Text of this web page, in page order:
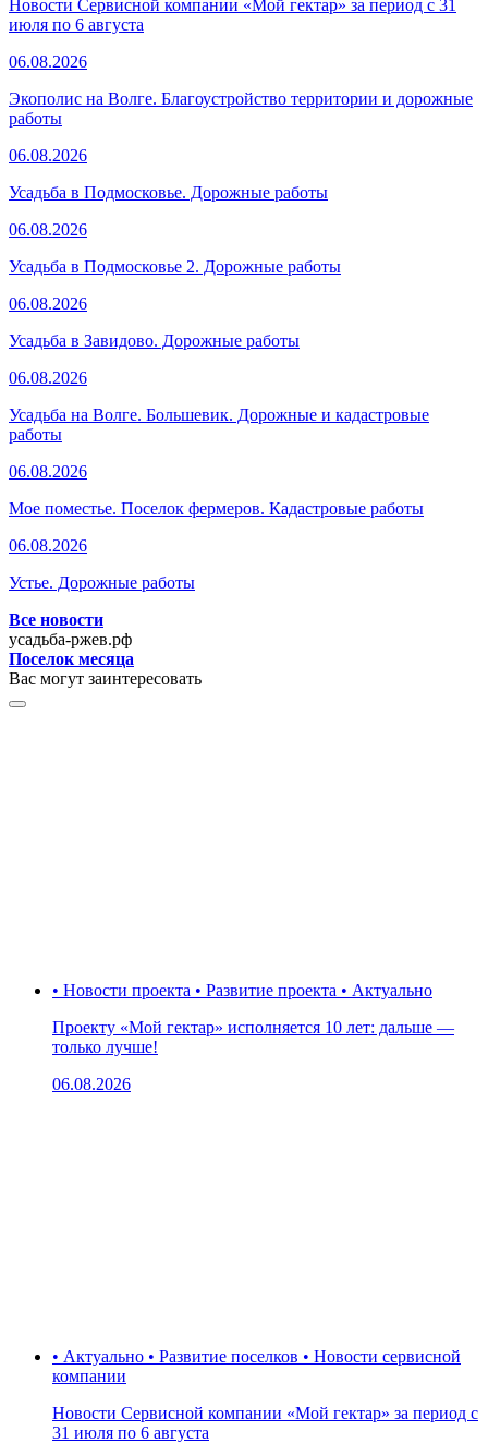
Новости Сервисной компании «Мой гектар» за период с 31
июля по 6 августа
06.08.2026
Экополис на Волге. Благоустройство территории и дорожные
работы
06.08.2026
Усадьба в Подмосковье. Дорожные работы
06.08.2026
Усадьба в Подмосковье 2. Дорожные работы
06.08.2026
Усадьба в Завидово. Дорожные работы
06.08.2026
Усадьба на Волге. Большевик. Дорожные и кадастровые
работы
06.08.2026
Мое поместье. Поселок фермеров. Кадастровые работы
06.08.2026
Устье. Дорожные работы
Все новости
усадьба-ржев.рф
Поселок месяца
Вас могут заинтересовать
• Новости проекта • Развитие проекта • Актуально
Проекту «Мой гектар» исполняется 10 лет: дальше —
только лучше!
06.08.2026
• Актуально • Развитие поселков • Новости сервисной
компании
Новости Сервисной компании «Мой гектар» за период с
31 июля по 6 августа